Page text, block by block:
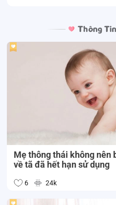
Mẹ thông thái không nên
về tã đã hết hạn sử dụng
6 24k